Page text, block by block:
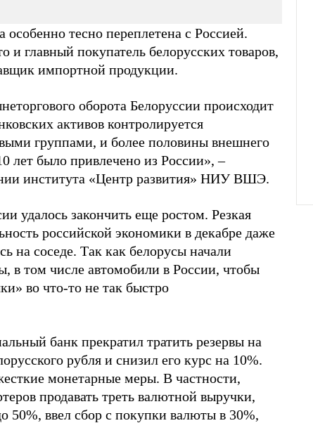
особенно тесно переплетена с Россией.
и главный покупатель белорусских товаров,
импортной продукции.
оборота Белоруссии происходит
активов контролируется
группами, и более половины внешнего
лет было привлечено из России», –
института «Центр развития» НИУ ВШЭ.
удалось закончить еще ростом. Резкая
российской экономики в декабре даже
на соседе. Так как белорусы начали
в том числе автомобили в России, чтобы
во что-то не так быстро
банк прекратил тратить резервы на
рубля и снизил его курс на 10%.
монетарные меры. В частности,
продавать треть валютной выручки,
50%, ввел сбор с покупки валюты в 30%,